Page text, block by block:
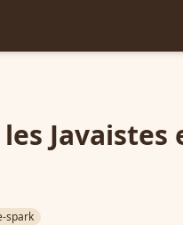
Javaistes
spark